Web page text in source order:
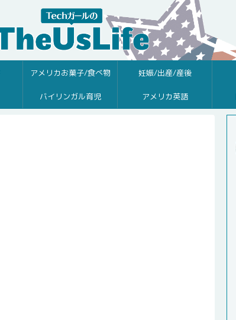
アメリカお菓子/食べ物 妊娠/出産/産後
バイリンガル育児 アメリカ英語